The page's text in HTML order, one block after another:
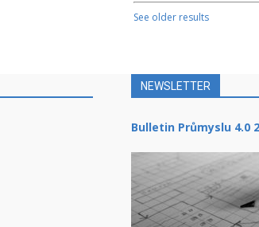
See older results
NEWSLETTER
Bulletin Průmyslu 4.0